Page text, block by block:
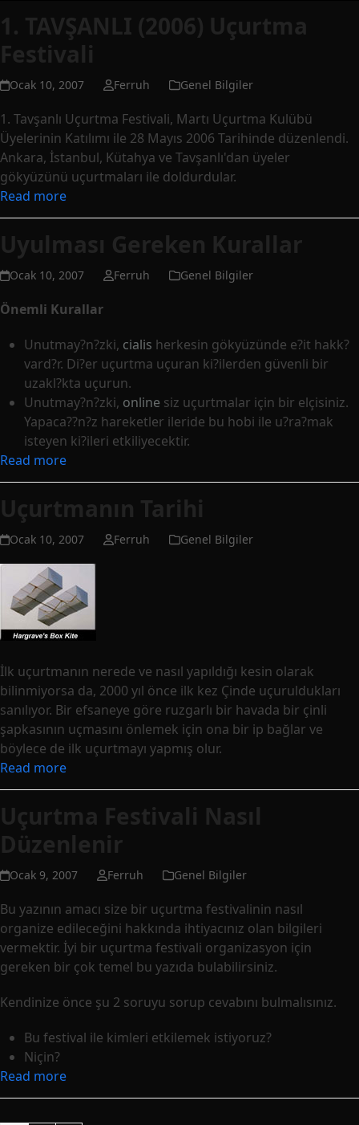
1. TAVŞANLI (2006) Uçurtma
Festivali
Ocak 10, 2007 Ferruh Genel Bilgiler
1. Tavşanlı Uçurtma Festivali, Martı Uçurtma Kulübü
Üyelerinin Katılımı ile 28 Mayıs 2006 Tarihinde düzenlendi.
Ankara, İstanbul, Kütahya ve Tavşanlı'dan üyeler
gökyüzünü uçurtmaları ile doldurdular.
Read more
Uyulması Gereken Kurallar
Ocak 10, 2007 Ferruh Genel Bilgiler
Önemli Kurallar
Unutmay?n?zki, cialis herkesin gökyüzünde e?it hakk?
vard?r. Di?er uçurtma uçuran ki?ilerden güvenli bir
uzakl?kta uçurun.
Unutmay?n?zki, online siz uçurtmalar için bir elçisiniz.
Yapaca??n?z hareketler ileride bu hobi ile u?ra?mak
isteyen ki?ileri etkiliyecektir.
Read more
Uçurtmanın Tarihi
Ocak 10, 2007 Ferruh Genel Bilgiler
İlk uçurtmanın nerede ve nasıl yapıldığı kesin olarak
bilinmiyorsa da, 2000 yıl önce ilk kez Çinde uçuruldukları
sanılıyor. Bir efsaneye göre ruzgarlı bir havada bir çinli
şapkasının uçmasını önlemek için ona bir ip bağlar ve
böylece de ilk uçurtmayı yapmış olur.
Read more
Uçurtma Festivali Nasıl
Düzenlenir
Ocak 9, 2007 Ferruh Genel Bilgiler
Bu yazının amacı size bir uçurtma festivalinin nasıl
organize edileceğini hakkında ihtiyacınız olan bilgileri
vermektir. İyi bir uçurtma festivali organizasyon için
gereken bir çok temel bu yazıda bulabilirsiniz.
Kendinize önce şu 2 soruyu sorup cevabını bulmalısınız.
Bu festival ile kimleri etkilemek istiyoruz?
Niçin?
Read more